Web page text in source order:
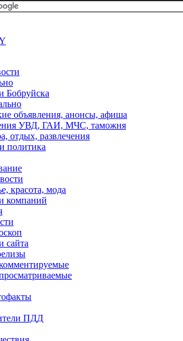
Бобруйска
объявления, анонсы, афиша
УВД, ГАИ, МЧС, таможня
отдых, развлечения
политика
красота, мода
компаний
сайта
ПДД